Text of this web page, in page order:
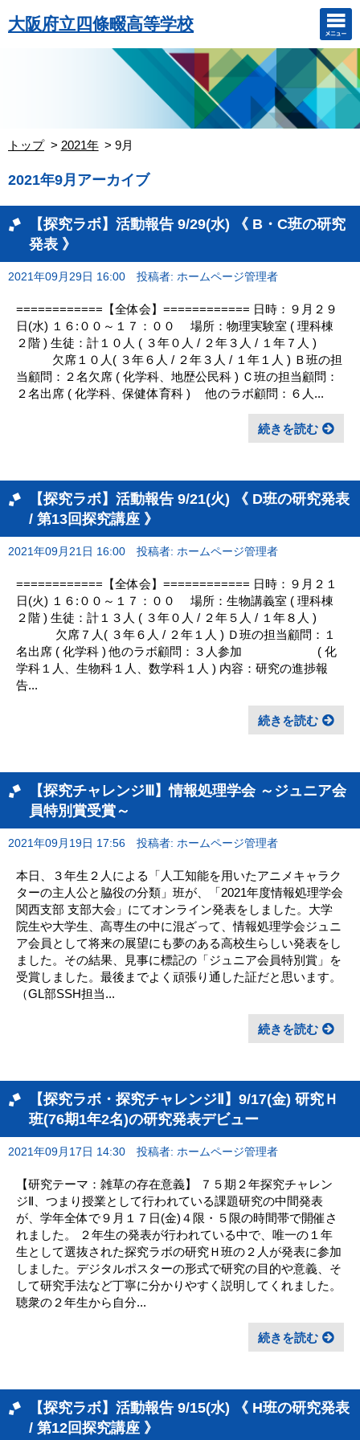
大阪府立四條畷高等学校
トップ 2021年 9月
2021年9月アーカイブ
【探究ラボ】活動報告 9/29(水) 《 B・C班の研究
発表 》
2021年09月29日 16:00 投稿者: ホームページ管理者
============【全体会】============ 日時：９月２９
日(水) １６:００～１７：００ 場所：物理実験室 ( 理科棟
２階 ) 生徒：計１０人 ( ３年０人 / ２年３人 / １年７人 )
欠席１０人( ３年６人 / ２年３人 / １年１人 ) Ｂ班の担
当顧問：２名欠席 ( 化学科、地歴公民科 ) Ｃ班の担当顧問：
２名出席 ( 化学科、保健体育科 ) 他のラボ顧問：６人...
続きを読む
【探究ラボ】活動報告 9/21(火) 《 D班の研究発表
/ 第13回探究講座 》
2021年09月21日 16:00 投稿者: ホームページ管理者
============【全体会】============ 日時：９月２１
日(火) １６:００～１７：００ 場所：生物講義室 ( 理科棟
２階 ) 生徒：計１３人 ( ３年０人 / ２年５人 / １年８人 )
欠席７人( ３年６人 / ２年１人 ) Ｄ班の担当顧問：１
名出席 ( 化学科 ) 他のラボ顧問：３人参加 ( 化
学科１人、生物科１人、数学科１人 ) 内容：研究の進捗報
告...
続きを読む
【探究チャレンジⅢ】情報処理学会 ～ジュニア会
員特別賞受賞～
2021年09月19日 17:56 投稿者: ホームページ管理者
本日、３年生２人による「人工知能を用いたアニメキャラク
ターの主人公と脇役の分類」班が、「2021年度情報処理学会
関西支部 支部大会」にてオンライン発表をしました。大学
院生や大学生、高専生の中に混ざって、情報処理学会ジュニ
ア会員として将来の展望にも夢のある高校生らしい発表をし
ました。その結果、見事に標記の「ジュニア会員特別賞」を
受賞しました。最後までよく頑張り通した証だと思います。
（GL部SSH担当...
続きを読む
【探究ラボ・探究チャレンジⅡ】9/17(金) 研究Ｈ
班(76期1年2名)の研究発表デビュー
2021年09月17日 14:30 投稿者: ホームページ管理者
【研究テーマ：雑草の存在意義】 ７５期２年探究チャレン
ジⅡ、つまり授業として行われている課題研究の中間発表
が、学年全体で９月１７日(金)４限・５限の時間帯で開催さ
れました。 ２年生の発表が行われている中で、唯一の１年
生として選抜された探究ラボの研究Ｈ班の２人が発表に参加
しました。デジタルポスターの形式で研究の目的や意義、そ
して研究手法など丁寧に分かりやすく説明してくれました。
聴衆の２年生から自分...
続きを読む
【探究ラボ】活動報告 9/15(水) 《 H班の研究発表
/ 第12回探究講座 》